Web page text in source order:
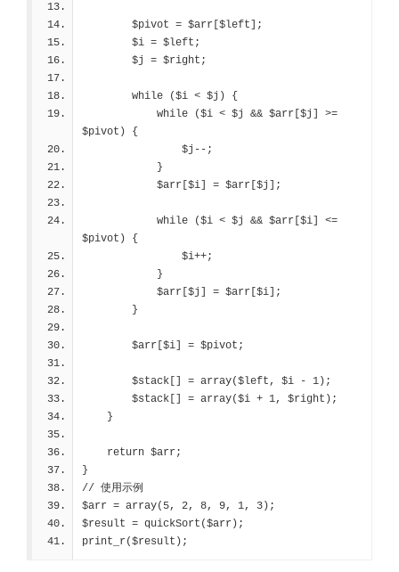
        $pivot = $arr[$left];
        $i = $left;
        $j = $right;
        while ($i < $j) {
$pivot) {
                $j--;
            }
            $arr[$i] = $arr[$j];
$pivot) {
                $i++;
            }
            $arr[$j] = $arr[$i];
        }
        $arr[$i] = $pivot;
        $stack[] = array($left, $i - 1);
        $stack[] = array($i + 1, $right);
    }
    return $arr;
}
// 使用示例
$arr = array(5, 2, 8, 9, 1, 3);
$result = quickSort($arr);
print_r($result);